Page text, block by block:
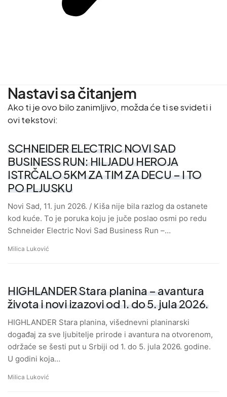
Nastavi sa čitanjem
Ako ti je ovo bilo zanimljivo, možda će ti se svideti i
ovi tekstovi:
SCHNEIDER ELECTRIC NOVI SAD
BUSINESS RUN: HILJADU HEROJA
ISTRČALO 5KM ZA TIM ZA DECU – I TO
PO PLJUSKU
Novi Sad, 11. jun 2026. / Kiša nije bila razlog da ostanete
kod kuće. To je poruka koju je juče poslao osmi po redu
Schneider Electric Novi Sad Business Run –…
Milica Luković
HIGHLANDER Stara planina – avantura
života i novi izazovi od 1. do 5. jula 2026.
HIGHLANDER Stara planina, višednevni planinarski
događaj za sve ljubitelje prirode i avantura na otvorenom,
održaće se šesti put u Srbiji od 1. do 5. jula 2026. godine.
U godini koja…
Milica Luković